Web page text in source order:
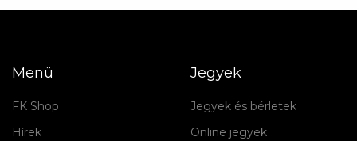
Menü
FK Shop
Hírek
Jegyek
Jegyek és bérletek
Online jegyek